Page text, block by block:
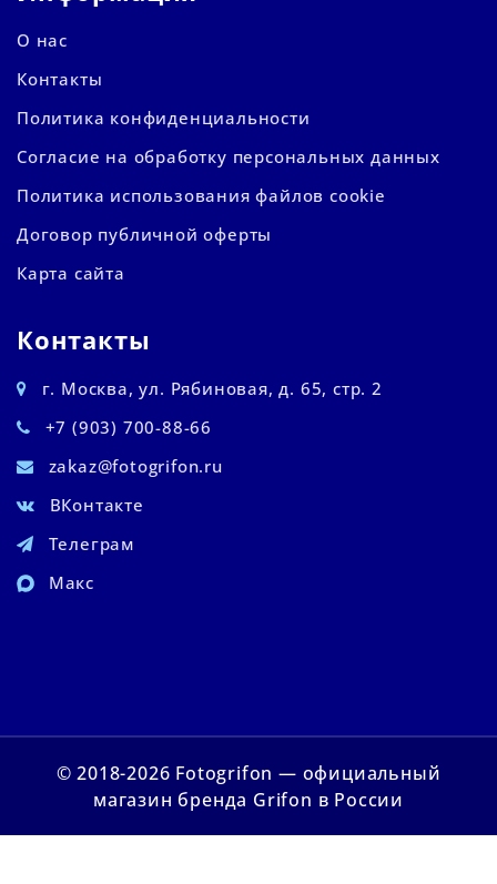
О нас
Контакты
Политика конфиденциальности
Согласие на обработку персональных данных
Политика использования файлов cookie
Договор публичной оферты
Карта сайта
Контакты
г. Москва, ул. Рябиновая, д. 65, стр. 2
+7 (903) 700-88-66
zakaz@fotogrifon.ru
ВКонтакте
Телеграм
Макс
© 2018-2026 Fotogrifon — официальный
магазин бренда Grifon в России